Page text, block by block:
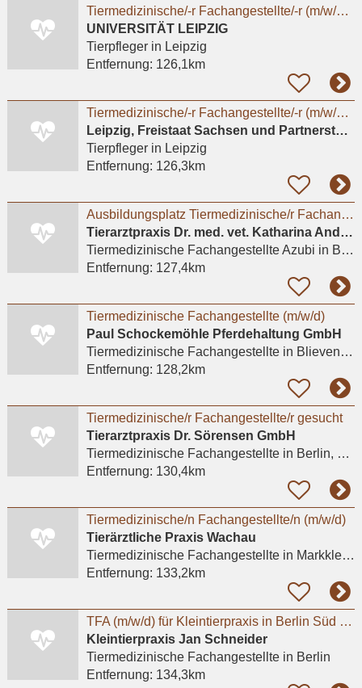
Tiermedizinische/-r Fachangestellte/-r (m/w/d/x) oder Tierpfleger/-in (m/w/d/x) für den Bereich
UNIVERSITÄT LEIPZIG
Tierpflegerin Leipzig
Entfernung: 126,1km
Tiermedizinische/-r Fachangestellte/-r (m/w/d/x) oder Tierpfleger/in (m/w/d/x) für den Bereich
Leipzig, Freistaat Sachsen und Partnerstädte GmbH
Tierpflegerin Leipzig
Entfernung: 126,3km
Ausbildungsplatz Tiermedizinische/r Fachangestellte/r gesucht?
Tierarztpraxis Dr. med. vet. Katharina Andreas
Tiermedizinische Fachangestellte Azubi in Berlin
Entfernung: 127,4km
Tiermedizinische Fachangestellte (m/w/d)
Paul Schockemöhle Pferdehaltung GmbH
Tiermedizinische Fachangestelltein Blievenstorf
Entfernung: 128,2km
Tiermedizinische/r Fachangestellte/r gesucht
Tierarztpraxis Dr. Sörensen GmbH
Tiermedizinische Fachangestelltein Berlin, Lichterfelde
Entfernung: 130,4km
Tiermedizinische/n Fachangestellte/n (m/w/d)
Tierärztliche Praxis Wachau
Tiermedizinische Fachangestelltein Markkleeberg, Wachau
Entfernung: 133,2km
TFA (m/w/d) für Kleintierpraxis in Berlin Süd gesucht (20-35h)
Kleintierpraxis Jan Schneider
Tiermedizinische Fachangestelltein Berlin
Entfernung: 134,3km